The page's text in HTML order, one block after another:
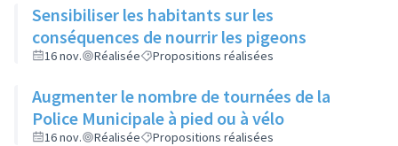
Sensibiliser les habitants sur les
conséquences de nourrir les pigeons
16 nov. Réalisée Propositions réalisées
Augmenter le nombre de tournées de la
Police Municipale à pied ou à vélo
16 nov. Réalisée Propositions réalisées